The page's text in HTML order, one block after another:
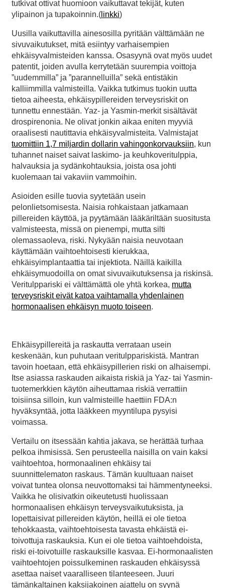
tutkivat ottivat huomioon vaikuttavat tekijät, kuten
ylipainon ja tupakoinnin.( linkki)
Uusilla vaikuttavilla ainesosilla pyritään välttämään ne
sivuvaikutukset, mitä esiintyy varhaisempien
ehkäisyvalmisteiden kanssa. Osasyynä ovat myös uudet
patentit, joiden avulla kerrytetään suurempia voittoja
”uudemmilla” ja ”parannelluilla” sekä entistäkin
kalliimmilla valmisteilla. Vaikka tutkimus tuokin uutta
tietoa aiheesta, ehkäisypillereiden terveysriskit on
tunnettu ennestään. Yaz- ja Yasmin-merkit sisältävät
drospirenonia. Ne olivat jonkin aikaa eniten myyviä
oraalisesti nautittavia ehkäisyvalmisteita. Valmistajat
tuomittiin 1,7 miljardin dollarin vahingonkorvauksiin, kun
tuhannet naiset saivat laskimo- ja keuhkoveritulppia,
halvauksia ja sydänkohtauksia, joista osa johti
kuolemaan tai vakaviin vammoihin.
Asioiden esille tuovia syytetään usein
pelonlietsomisesta. Naisia rohkaistaan jatkamaan
pillereiden käyttöä, ja pyytämään lääkäriltään suositusta
valmisteesta, missä on pienempi, mutta silti
olemassaoleva, riski. Nykyään naisia neuvotaan
käyttämään vaihtoehtoisesti kierukkaa,
ehkäisyimplantaattia tai injektiota. Näillä kaikilla
ehkäisymuodoilla on omat sivuvaikutuksensa ja riskinsä.
Veritulppariski ei välttämättä ole yhtä korkea, mutta
terveysriskit eivät katoa vaihtamalla yhdenlainen
hormonaalisen ehkäisyn muoto toiseen.
Ehkäisypillereitä ja raskautta verrataan usein
keskenään, kun puhutaan veritulppariskistä. Mantran
tavoin hoetaan, että ehkäisypillerien riski on alhaisempi.
Itse asiassa raskauden aikaista riskiä ja Yaz- tai Yasmin-
tuotemerkkien käytön aiheuttamaa riskiä verrattiin
toisiinsa silloin, kun valmisteille haettiin FDA:n
hyväksyntää, jotta lääkkeen myyntilupa pysyisi
voimassa.
Vertailu on itsessään kahtia jakava, se herättää turhaa
pelkoa ihmisissä. Sen perusteella naisilla on vain kaksi
vaihtoehtoa, hormonaalinen ehkäisy tai
suunnittelematon raskaus. Tämän kuultuaan naiset
voivat tuntea olonsa neuvottomaksi tai hämmentyneeksi.
Vaikka he olisivatkin oikeutetusti huolissaan
hormonaalisen ehkäisyn terveysvaikutuksista, ja
lopettaisivat pillereiden käytön, heillä ei ole tietoa
tehokkaasta, vaihtoehtoisesta tavasta ehkäistä ei-
toivottuja raskauksia. Kun ei ole tietoa vaihtoehdoista,
riski ei-toivotuille raskauksille kasvaa. Ei-hormonaalisten
vaihtoehtojen poissulkeminen raskauden ehkäisyssä
asettaa naiset vaaralliseen tilanteeseen. Juuri
tämänkaltainen kaksijakoinen ajattelu on syynä